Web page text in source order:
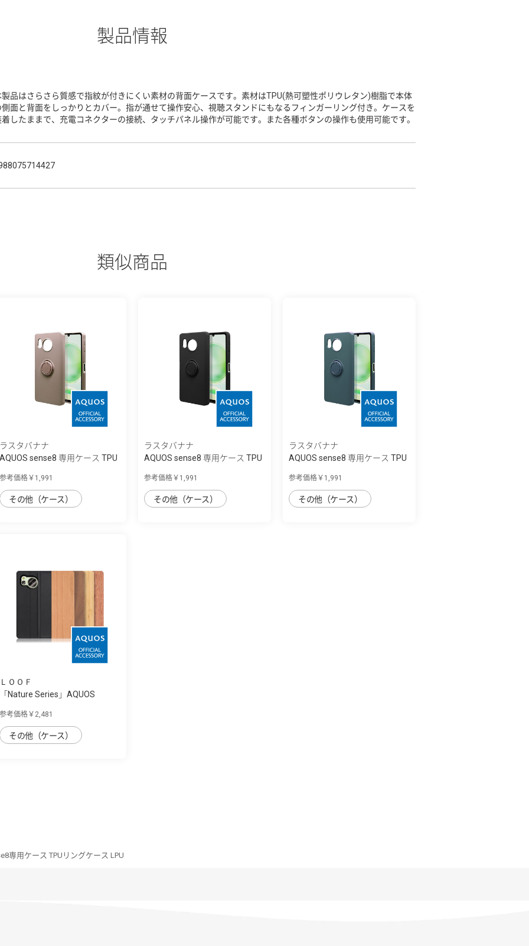
製品情報
製品はさらさら質感で指紋が付きにくい素材の背面ケースです。素材はTPU(熱可塑性ポリウレタン)樹脂で本体
側面と背面をしっかりとカバー。指が通せて操作安心、視聴スタンドにもなるフィンガーリング付き。ケースを
着したままで、充電コネクターの接続、タッチパネル操作が可能です。また各種ボタンの操作も使用可能です。
類似商品
ラスタバナナ
AQUOS sense8 専用ケース TPU
参考価格￥1,991
その他（ケース）
ラスタバナナ
AQUOS sense8 専用ケース TPU
参考価格￥1,991
その他（ケース）
ラスタバナナ
AQUOS sense8 専用ケース TPU
参考価格￥1,991
その他（ケース）
ＬＯＯＦ
「Nature Series」AQUOS
参考価格￥2,481
その他（ケース）
専用ケース TPUリングケース LPU